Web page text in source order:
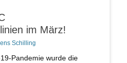
im März!
Schilling
Pandemie wurde die